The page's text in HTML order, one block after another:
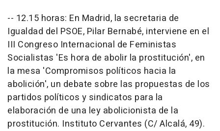
-- 12.15 horas: En Madrid, la secretaria de
Igualdad del PSOE, Pilar Bernabé, interviene en el
III Congreso Internacional de Feministas
Socialistas 'Es hora de abolir la prostitución', en
la mesa 'Compromisos políticos hacia la
abolición', un debate sobre las propuestas de los
partidos políticos y sindicatos para la
elaboración de una ley abolicionista de la
prostitución. Instituto Cervantes (C/ Alcalá, 49).